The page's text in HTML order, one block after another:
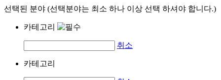
선택된 분야 (선택분야는 최소 하나 이상 선택 하셔야 합니다.)
카테고리
취소
카테고리